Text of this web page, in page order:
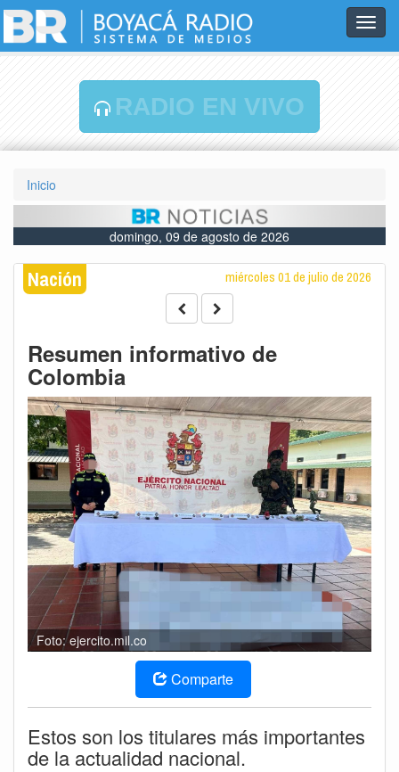
RADIO EN VIVO
Inicio
domingo, 09 de agosto de 2026
Nación miércoles 01 de julio de 2026
Resumen informativo de
Colombia
Foto: ejercito.mil.co
Comparte
Estos son los titulares más importantes
de la actualidad nacional.